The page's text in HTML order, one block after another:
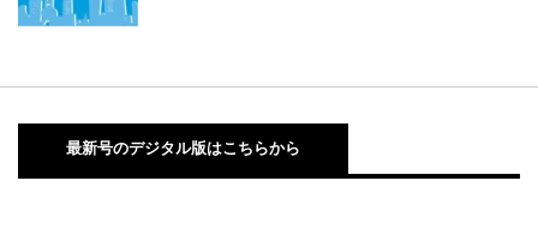
最新号のデジタル版はこちらから